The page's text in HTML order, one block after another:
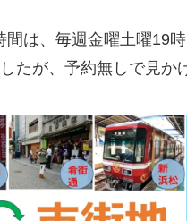
は、毎週金曜土曜19
たが、予約無しで見か